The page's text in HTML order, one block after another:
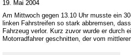
19. Mai 2004
Am Mittwoch gegen 13.10 Uhr musste ein
linken Fahrstreifen so stark abbremsen,
Fahrzeug verlor. Kurz zuvor wurde er durch
Motorradfahrer geschnitten, der vom